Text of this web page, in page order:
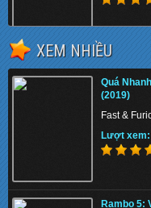
Quá
(2019)
Fast &
Lượt xem:
Phi Vụ Nữ
XEM NHIỀU
Quá
(2019)
Fast &
Lượt xem:
Rambo 5: